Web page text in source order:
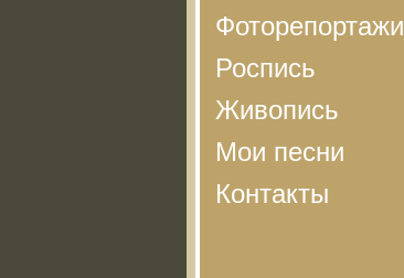
Фоторепортажи
Роспись
Живопись
Мои песни
Контакты